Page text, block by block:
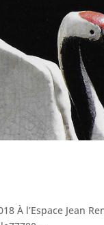
À l’Espace Jean